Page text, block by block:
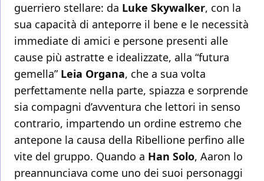
guerriero stellare: da Luke Skywalker, con la
sua capacità di anteporre il bene e le necessità
immediate di amici e persone presenti alle
cause più astratte e idealizzate, alla “futura
gemella” Leia Organa, che a sua volta
perfettamente nella parte, spiazza e sorprende
sia compagni d’avventura che lettori in senso
contrario, impartendo un ordine estremo che
antepone la causa della Ribellione perfino alle
vite del gruppo. Quando a Han Solo, Aaron lo
preannunciava come uno dei suoi personaggi